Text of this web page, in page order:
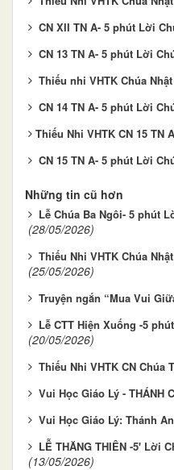
CN XII TN A- 5 phút Lời
CN 13 TN A- 5 phút Lời
Thiếu nhi VHTK Chúa
CN 14 TN A- 5 phút Lời
​Thiếu Nhi VHTK CN 15 TN A​
CN 15 TN A- 5 phút Lời
Những tin cũ hơn
Lễ Chúa Ba Ngôi- 5 phút
(28/05/2026)
Thiếu Nhi VHTK Chúa
(25/05/2026)
Truyện ngắn “Mua Vui
Lễ CTT Hiện Xuống -5
(20/05/2026)
Thiếu Nhi VHTK CN Chúa
Vui Học Giáo Lý - THÁNH
Vui Học Giáo Lý: Thánh
LỄ THĂNG THIÊN -5' Lời
(13/05/2026)